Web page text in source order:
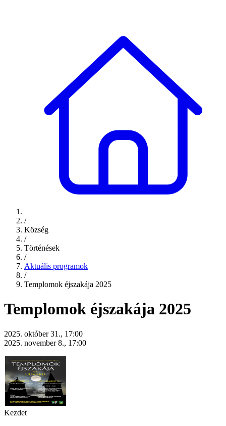
/
Község
/
Történések
/
Aktuális programok
/
Templomok éjszakája 2025
Templomok éjszakája 2025
2025. október 31., 17:00
2025. november 8., 17:00
Kezdet